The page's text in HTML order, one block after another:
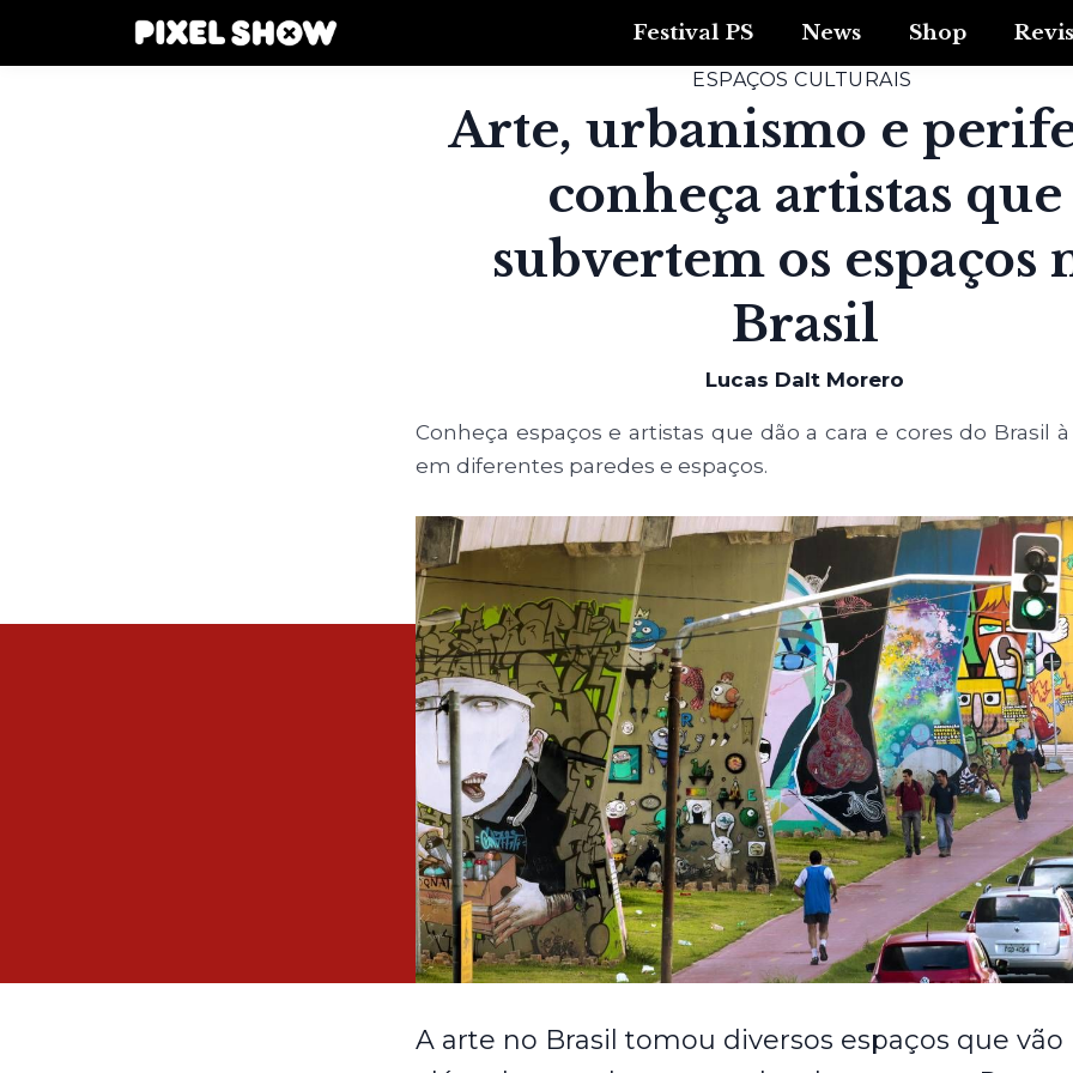
Festival PS News Shop
ESPAÇOS CULTURAIS
Arte, urbanismo e
conheça artistas que
subvertem os espaços
Brasil
Lucas Dalt Morero
Conheça espaços e artistas que dão a cara e cores do Brasil
em diferentes paredes e espaços.
A arte no Brasil tomou diversos espaços que vão